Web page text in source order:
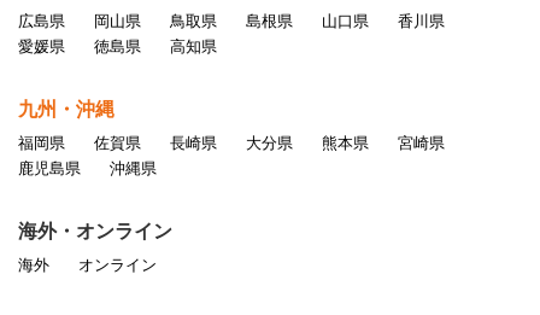
広島県 岡山県 鳥取県 島根県 山口県
香川県
愛媛県
徳島県 高知県
九州・沖縄
福岡県 佐賀県 長崎県 大分県 熊本県
宮崎県
鹿児島県
沖縄県
海外・オンライン
海外 オンライン